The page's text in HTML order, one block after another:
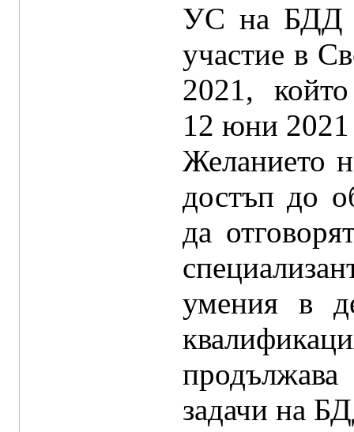
УС на БДД
участие в
2021,
12 юни
Желанието
достъп до
да
умения в
задачи на